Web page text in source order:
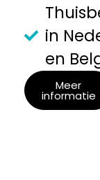
in
en
Meer
informatie